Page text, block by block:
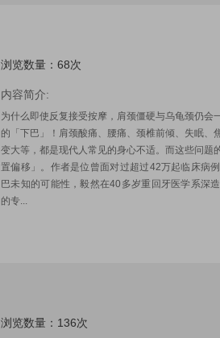
浏览数量：68次
内容简介:
为什么即使反复接受按摩，肩颈僵硬与乌龟颈仍会
的「下巴」！肩颈酸痛、腰痛、颈椎前倾、失眠、
变大等，都是现代人常见的身心不适。而这些问题
置偏移」。作者是位曾面对过超过42万起临床病
巴未知的可能性，毅然在40多岁重回牙医学系深
的专...
浏览数量：136次